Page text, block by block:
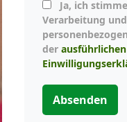
Verarbeitung
der ausführlichen
Absenden